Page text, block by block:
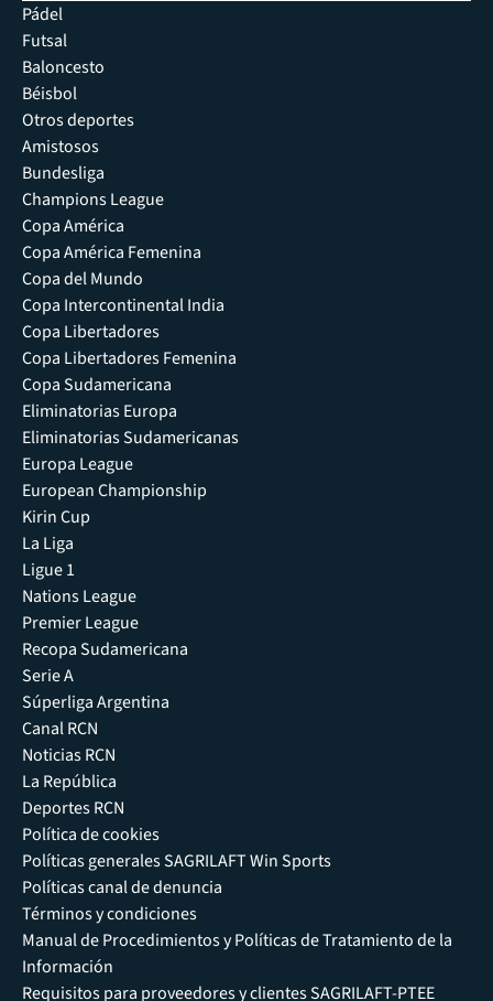
Pádel
Futsal
Baloncesto
Béisbol
Otros deportes
Amistosos
Bundesliga
Champions League
Copa América
Copa América Femenina
Copa del Mundo
Copa Intercontinental India
Copa Libertadores
Copa Libertadores Femenina
Copa Sudamericana
Eliminatorias Europa
Eliminatorias Sudamericanas
Europa League
European Championship
Kirin Cup
La Liga
Ligue 1
Nations League
Premier League
Recopa Sudamericana
Serie A
Súperliga Argentina
Canal RCN
Noticias RCN
La República
Deportes RCN
Política de cookies
Políticas generales SAGRILAFT Win Sports
Políticas canal de denuncia
Términos y condiciones
Manual de Procedimientos y Políticas de Tratamiento de la
Información
Requisitos para proveedores y clientes SAGRILAFT-PTEE